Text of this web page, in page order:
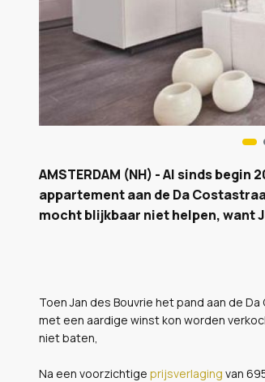
AMSTERDAM (NH) - Al sinds
appartement aan de Da
mocht blijkbaar niet helpen, want
Toen Jan des Bouvrie het pand aan de
met een aardige winst kon worden
niet baten,
Na een voorzichtige prijsverlaging van